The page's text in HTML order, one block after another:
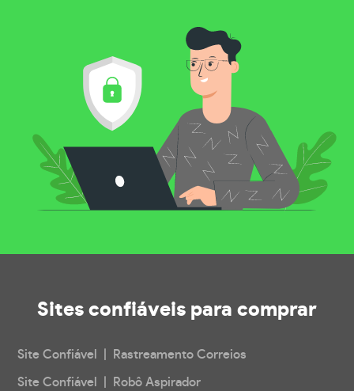
Sites confiáveis para comprar
Site Confiável | Rastreamento Correios
Site Confiável | Robô Aspirador